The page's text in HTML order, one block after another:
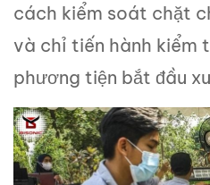
cách kiểm soát chặt
và chỉ tiến hành kiểm
phương tiện bắt đầu